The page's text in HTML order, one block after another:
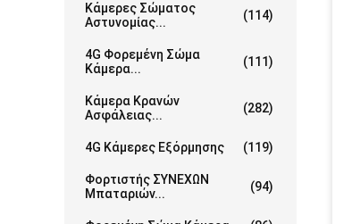
Κάμερες Σώματος
Αστυνομίας...
(114)
4G Φορεμένη Σώμα
Κάμερα...
(111)
Κάμερα Κρανών
Ασφάλειας...
(282)
4G Κάμερες Εξόρμησης (119)
Φορτιστής ΣΥΝΕΧΩΝ
Μπαταριών...
(94)